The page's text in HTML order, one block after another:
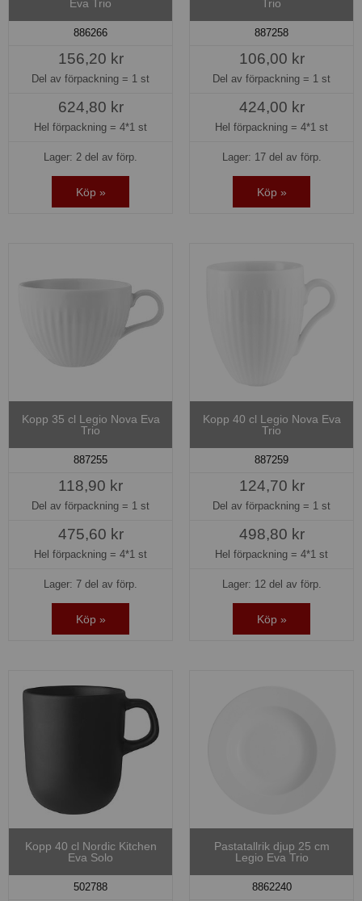
Eva Trio
886266
156,20 kr
Del av förpackning = 1 st
624,80 kr
Hel förpackning = 4*1 st
Lager: 2 del av förp.
Köp »
Trio
887258
106,00 kr
Del av förpackning = 1 st
424,00 kr
Hel förpackning = 4*1 st
Lager: 17 del av förp.
Köp »
Kopp 35 cl Legio Nova Eva
Trio
887255
118,90 kr
Del av förpackning = 1 st
475,60 kr
Hel förpackning = 4*1 st
Lager: 7 del av förp.
Köp »
Kopp 40 cl Legio Nova Eva
Trio
887259
124,70 kr
Del av förpackning = 1 st
498,80 kr
Hel förpackning = 4*1 st
Lager: 12 del av förp.
Köp »
Kopp 40 cl Nordic Kitchen
Eva Solo
502788
Pastatallrik djup 25 cm
Legio Eva Trio
8862240